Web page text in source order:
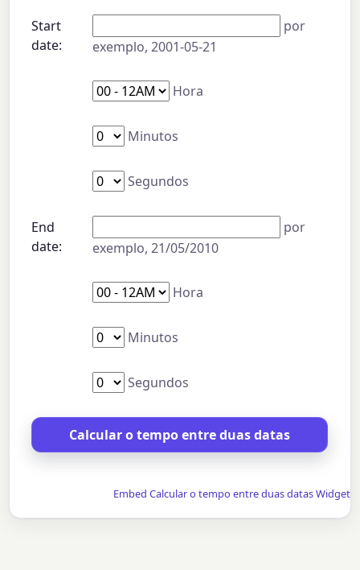
Start
date:
por
exemplo, 2001-05-21
Hora
Minutos
Segundos
End
date:
por
exemplo, 21/05/2010
Hora
Minutos
Segundos
Embed Calcular o tempo entre duas datas Widget